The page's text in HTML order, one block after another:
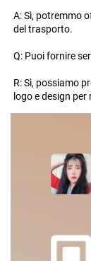
A: Sì, potremmo
del trasporto.
Q: Puoi fornire
R: Sì, possiamo
logo e design